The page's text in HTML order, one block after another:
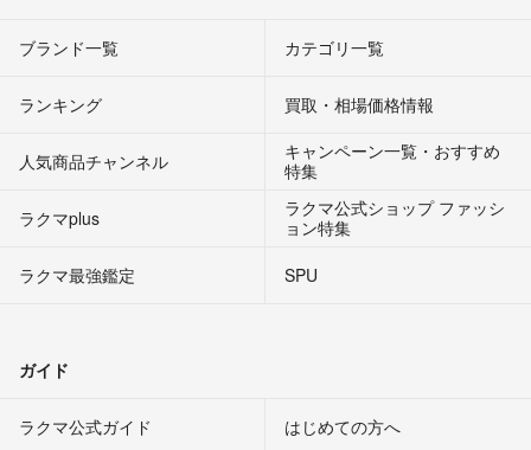
ブランド一覧 カテゴリ一覧
ランキング 買取・相場価格情報
人気商品チャンネル
キャンペーン一覧・おすすめ
特集
ラクマplus
ラクマ公式ショップ ファッシ
ョン特集
ラクマ最強鑑定
SPU
ガイド
ラクマ公式ガイド はじめての方へ